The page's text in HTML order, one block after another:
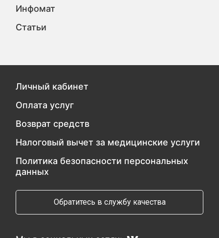
Инфомат
Статьи
Личный кабинет
Оплата услуг
Возврат средств
Налоговый вычет за медицинские услуги
Политика безопасности персональных
данных
Обратитесь в службу качества